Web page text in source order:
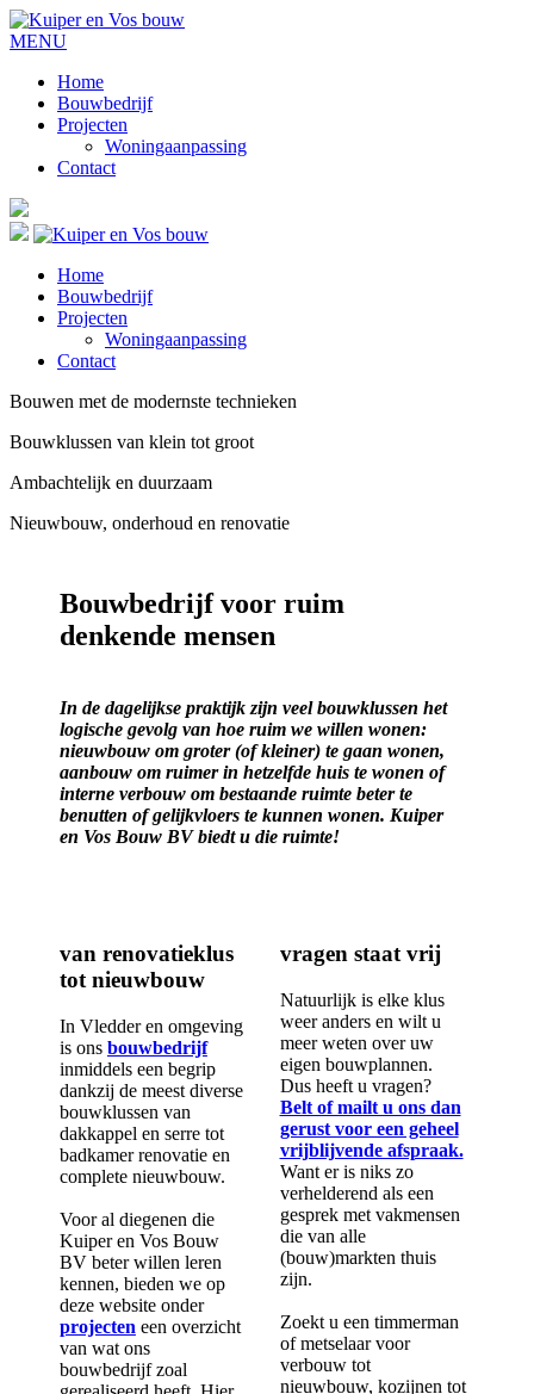
MENU
Home
Bouwbedrijf
Projecten
Woningaanpassing
Contact
Home
Bouwbedrijf
Projecten
Woningaanpassing
Contact
Bouwen met de modernste technieken
Bouwklussen van klein tot groot
Ambachtelijk en duurzaam
Nieuwbouw, onderhoud en renovatie
Bouwbedrijf voor ruim
denkende mensen
In de dagelijkse praktijk zijn veel bouwklussen het
logische gevolg van hoe ruim we willen wonen:
nieuwbouw om groter (of kleiner) te gaan wonen,
aanbouw om ruimer in hetzelfde huis te wonen of
interne verbouw om bestaande ruimte beter te
benutten of gelijkvloers te kunnen wonen. Kuiper
en Vos Bouw BV biedt u die ruimte!
van renovatieklus
tot nieuwbouw
In Vledder en omgeving
is ons bouwbedrijf
inmiddels een begrip
dankzij de meest diverse
bouwklussen van
dakkappel en serre tot
badkamer renovatie en
complete nieuwbouw.
Voor al diegenen die
Kuiper en Vos Bouw
BV beter willen leren
kennen, bieden we op
deze website onder
projecten een overzicht
van wat ons
bouwbedrijf zoal
vragen staat vrij
Natuurlijk is elke klus
weer anders en wilt u
meer weten over uw
eigen bouwplannen.
Dus heeft u vragen?
Belt of mailt u ons dan
gerust voor een geheel
vrijblijvende afspraak.
Want er is niks zo
verhelderend als een
gesprek met vakmensen
die van alle
(bouw)markten thuis
zijn.
Zoekt u een timmerman
of metselaar voor
verbouw tot
nieuwbouw, kozijnen tot